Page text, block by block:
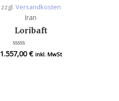
zzgl. Versandkosten
Iran
Loribaft
Bewertet
mit
1.557,00€ inkl. MwSt